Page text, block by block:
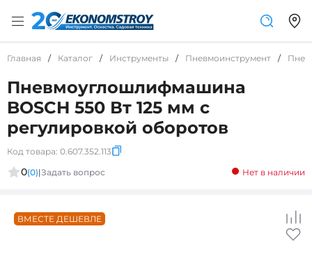
Главная / Каталог / Инструменты / Пневмоинструмент /
Пневмоуглошлифмашина
BOSCH 550 Вт 125 мм с
регулировкой оборотов
Код товара: 0.607.352.113
0(0)|Задать вопрос Нет в наличии
ВМЕСТЕ ДЕШЕВЛЕ